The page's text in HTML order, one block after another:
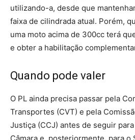
utilizando-a, desde que
faixa de cilindrada atual. Porém,
uma moto acima de 300cc terá
e obter a habilitação
Quando pode valer
O PL ainda precisa passar pela
Transportes (CVT) e pela
Justiça (CCJ) antes de seguir
Câmara e, posteriormente, para o